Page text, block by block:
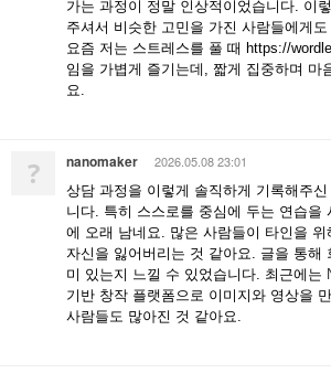
가는 과정이 정말 인상적이었습니다. 이
주셔서 비슷한 고민을 가진 사람들에게
요즘 저는 스트레스를 풀 때 https://
임을 가볍게 즐기는데, 짧게 집중하며 마
요.
? nanomaker 2026.05.08 23:01
상담 과정을 이렇게 솔직하게 기록해주
니다. 특히 스스로를 중심에 두는 연습을
에 오래 남네요. 많은 사람들이 타인을 위
자신을 잃어버리는 것 같아요. 글을 통해
미 있는지 느낄 수 있었습니다. 최근에는
기반 창작 플랫폼으로 이미지와 영상을
사람들도 많아진 것 같아요.